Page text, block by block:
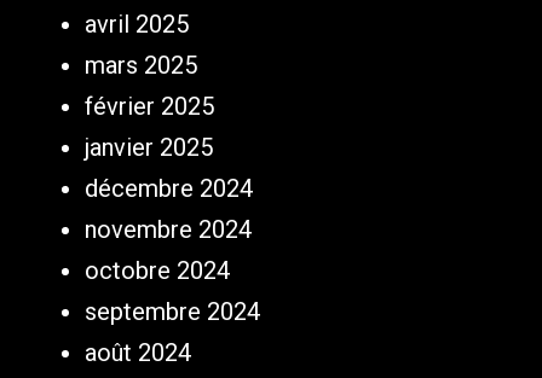
avril 2025
mars 2025
février 2025
janvier 2025
décembre 2024
novembre 2024
octobre 2024
septembre 2024
août 2024